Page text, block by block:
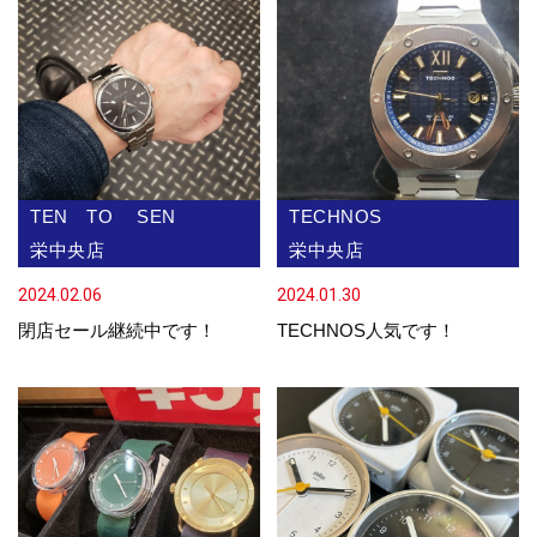
TEN TO SEN
栄中央店
2024.02.06
閉店セール継続中です！
TECHNOS
栄中央店
2024.01.30
TECHNOS人気です！